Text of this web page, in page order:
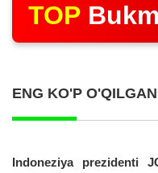
TOP
ENG KO'P
Indoneziya prezidenti